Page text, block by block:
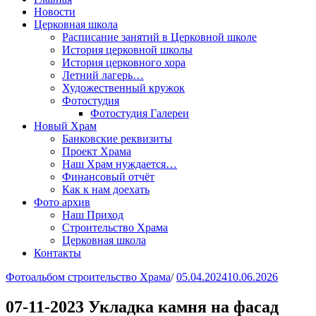
Новости
Церковная школа
Расписание занятий в Церковной школе
История церковной школы
История церковного хора
Летний лагерь…
Художественный кружок
Фотостудия
Фотостудия Галереи
Новый Храм
Банковские реквизиты
Проект Храма
Наш Храм нуждается…
Финансовый отчёт
Как к нам доехать
Фото архив
Наш Приход
Строительство Храма
Церковная школа
Контакты
Фотоальбом строительство Храма/ 05.04.202410.06.2026
07-11-2023 Укладка камня на фасад